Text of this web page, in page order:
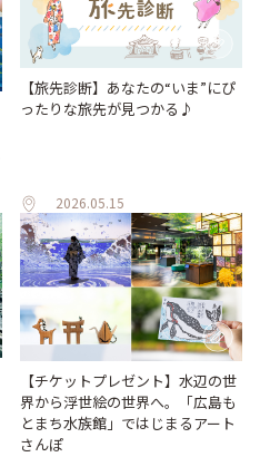
【旅先診断】あなたの“いま”にぴ
ったりな旅先が見つかる♪
2026.05.15
【チケットプレゼント】水辺の世
界から浮世絵の世界へ。「広島も
とまち水族館」ではじまるアート
さんぽ